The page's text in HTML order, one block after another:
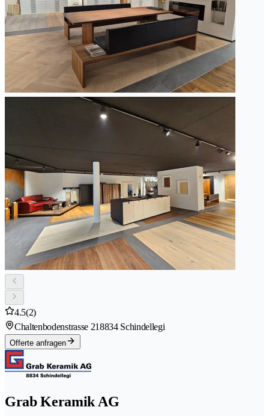
4.5(2)
Chaltenbodenstrasse 218834 Schindellegi
Offerte anfragen
Grab Keramik AG